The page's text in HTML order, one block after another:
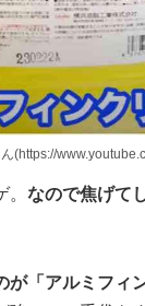
(https://
なので焦げて
「アルミフィ